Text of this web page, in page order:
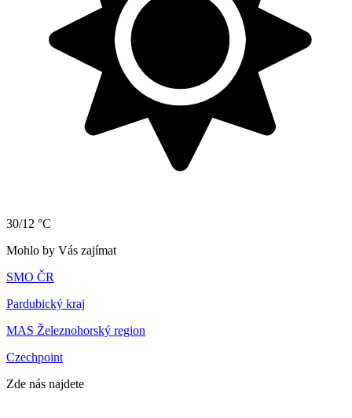
30/12 °C
Mohlo by Vás zajímat
SMO ČR
Pardubický kraj
MAS Železnohorský region
Czechpoint
Zde nás najdete